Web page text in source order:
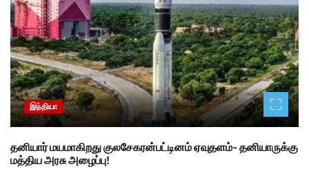
இந்தியா
தனியார் மயமாகிறது குலசேகரன்பட்டினம் ஏவுதளம்- தனியாருக்கு
மத்திய அரசு அழைப்பு!